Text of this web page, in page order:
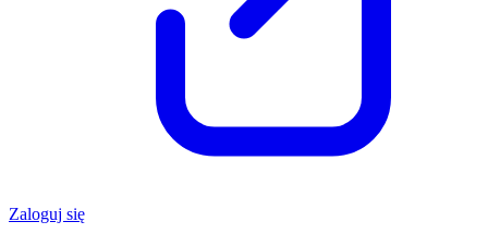
Zaloguj się